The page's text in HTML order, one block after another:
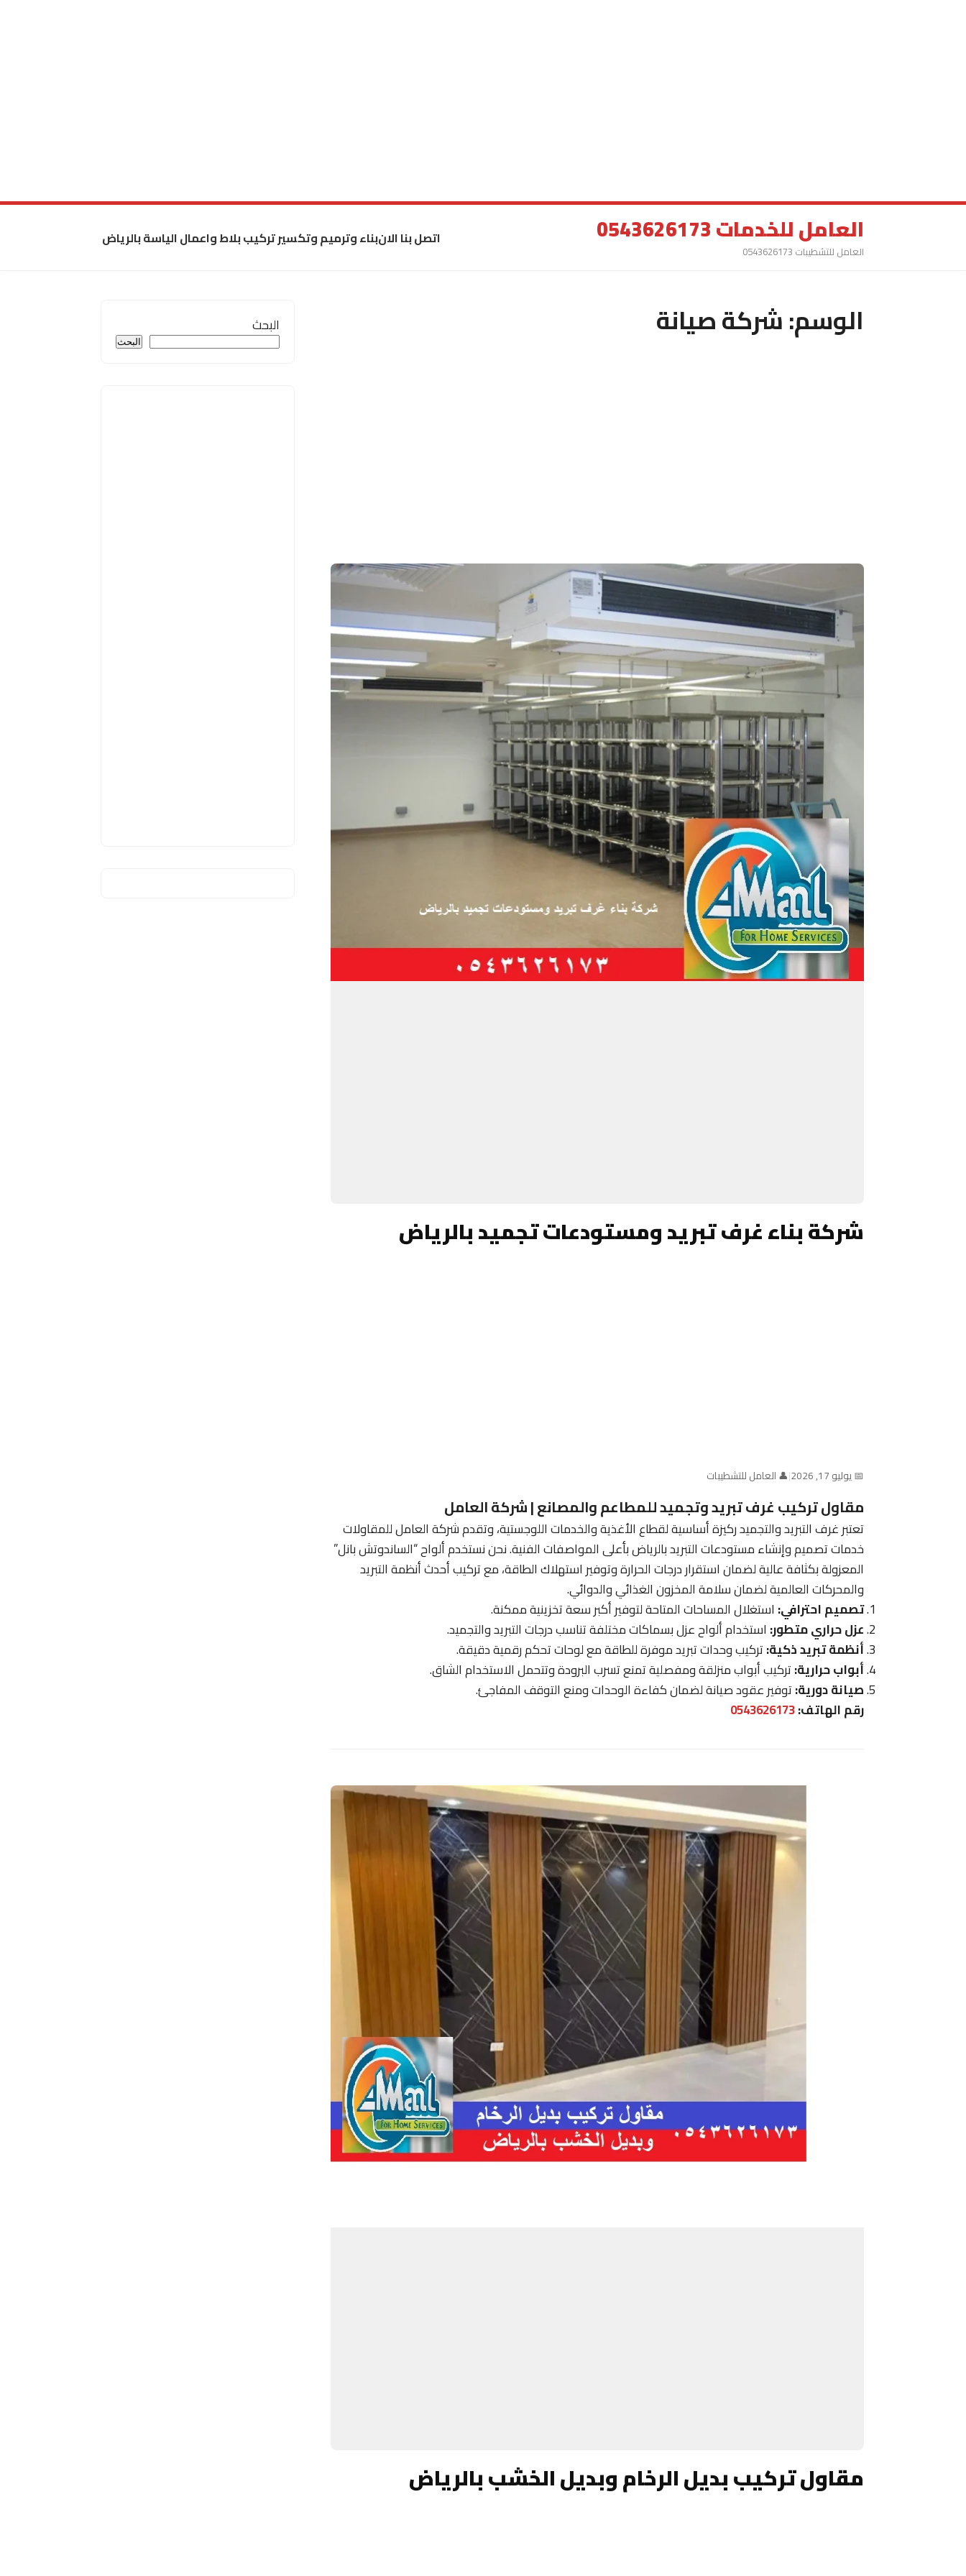
العامل للخدمات 0543626173
العامل للتشطيبات 0543626173
اتصل بنا الانبناء وترميم وتكسير تركيب بلاط واعمال الياسة بالرياض
الوسم:شركة صيانة
شركة بناء غرف تبريد ومستودعات تجميد بالرياض
📅 يوليو 17, 2026 |👤 العامل للتشطيبات
مقاول تركيب غرف تبريد وتجميد للمطاعم والمصانع | شركة العامل
تعتبر غرف التبريد والتجميد ركيزة أساسية لقطاع الأغذية والخدمات اللوجستية، وتقدم شركة العامل للمقاولات
خدمات تصميم وإنشاء مستودعات التبريد بالرياض بأعلى المواصفات الفنية. نحن نستخدم ألواح “الساندوتش بانل”
المعزولة بكثافة عالية لضمان استقرار درجات الحرارة وتوفير استهلاك الطاقة، مع تركيب أحدث أنظمة التبريد
والمحركات العالمية لضمان سلامة المخزون الغذائي والدوائي.
تصميم احترافي: استغلال المساحات المتاحة لتوفير أكبر سعة تخزينية ممكنة.
عزل حراري متطور: استخدام ألواح عزل بسماكات مختلفة تناسب درجات التبريد والتجميد.
أنظمة تبريد ذكية:تركيب وحدات تبريد موفرة للطاقة مع لوحات تحكم رقمية دقيقة.
أبواب حرارية:تركيب أبواب منزلقة ومفصلية تمنع تسرب البرودة وتتحمل الاستخدام الشاق.
صيانة دورية:توفير عقود صيانة لضمان كفاءة الوحدات ومنع التوقف المفاجئ.
رقم الهاتف:0543626173
مقاول تركيب بديل الرخام وبديل الخشب بالرياض
البحث
البحث